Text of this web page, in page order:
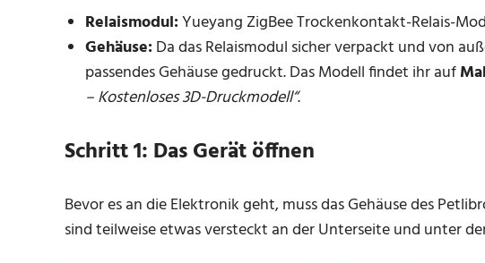
Relaismodul:Yueyang ZigBee Trockenkontakt-Relais-
Gehäuse:Da das Relaismodul sicher verpackt und von
passendes Gehäuse gedruckt. Das Modell findet ihr auf
– Kostenloses 3D-Druckmodell“.
Schritt 1: Das Gerät öffnen
Bevor es an die Elektronik geht, muss das Gehäuse des
sind teilweise etwas versteckt an der Unterseite und unter